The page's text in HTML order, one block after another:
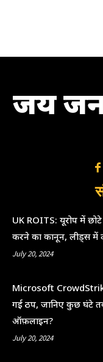
जय
UK ROITS: यूरोप में
करने का कानून, लीड्स में
July 20, 2024
Microsoft
गई ठप, जानिए कुछ घंटे
ऑफ़लाइन?
July 20, 2024